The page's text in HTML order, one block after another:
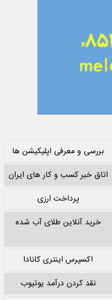
بررسی و معرفی اپلیکیشن ها
اتاق خبر کسب و کار های ایران
پرداخت ارزی
خرید آنلاین طلای آب شده
اکسپرس اینتری کانادا
نقد کردن درآمد یوتیوب